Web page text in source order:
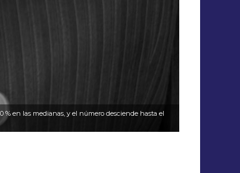
% en las medianas, y el número desciende hasta el